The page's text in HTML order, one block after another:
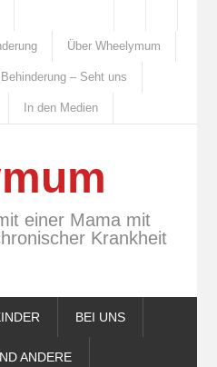
Über Wheelymum
– Seht uns
In den Medien
einer Mama mit
Krankheit
BEI UNS
ANDERE